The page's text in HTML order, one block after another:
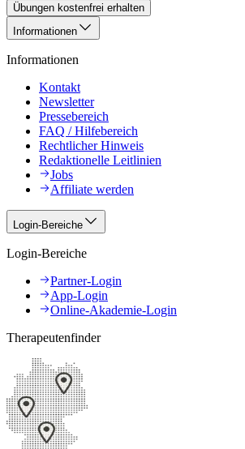
Übungen kostenfrei erhalten
Informationen
Informationen
Kontakt
Newsletter
Pressebereich
FAQ / Hilfebereich
Rechtlicher Hinweis
Redaktionelle Leitlinien
Jobs
Affiliate werden
Login-Bereiche
Login-Bereiche
Partner-Login
App-Login
Online-Akademie-Login
Therapeutenfinder